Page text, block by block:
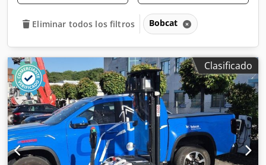
Eliminar todos los filtros Bobcat
Clasificado